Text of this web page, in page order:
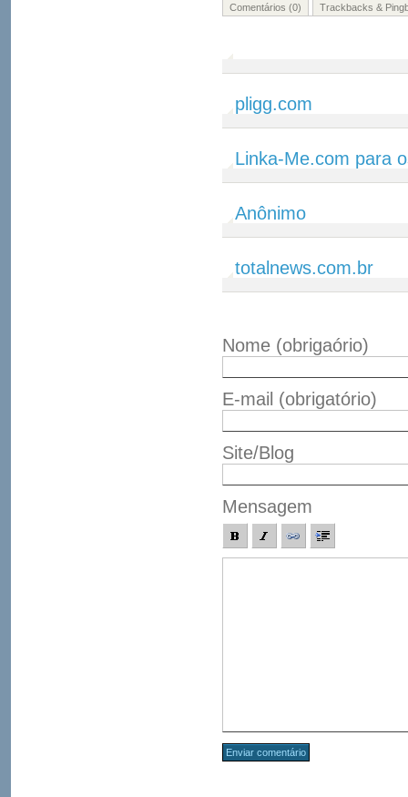
Comentários (0) Trackbacks &
pligg.com
Linka-Me.com para
Anônimo
totalnews.com.br
Nome (obrigaório)
E-mail (obrigatório)
Site/Blog
Mensagem